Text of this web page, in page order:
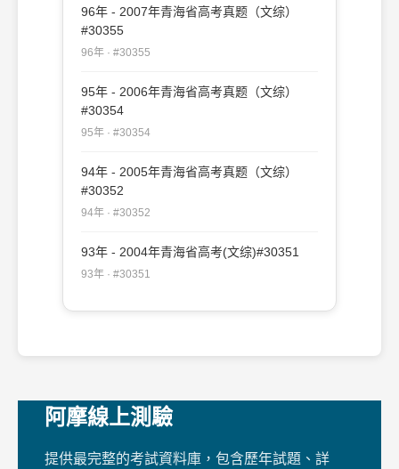
96年 - 2007年青海省高考真题（文综）
#30355
96年 · #30355
95年 - 2006年青海省高考真题（文综）
#30354
95年 · #30354
94年 - 2005年青海省高考真题（文综）
#30352
94年 · #30352
93年 - 2004年青海省高考(文综)#30351
93年 · #30351
阿摩線上測驗
提供最完整的考試資料庫，包含歷年試題、詳